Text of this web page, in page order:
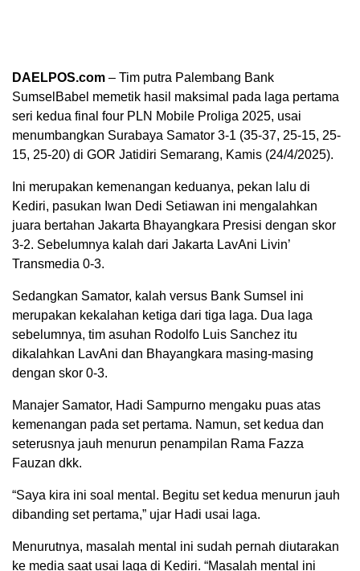
DAELPOS.com – Tim putra Palembang Bank
SumselBabel memetik hasil maksimal pada laga pertama
seri kedua final four PLN Mobile Proliga 2025, usai
menumbangkan Surabaya Samator 3-1 (35-37, 25-15, 25-
15, 25-20) di GOR Jatidiri Semarang, Kamis (24/4/2025).
Ini merupakan kemenangan keduanya, pekan lalu di
Kediri, pasukan Iwan Dedi Setiawan ini mengalahkan
juara bertahan Jakarta Bhayangkara Presisi dengan skor
3-2. Sebelumnya kalah dari Jakarta LavAni Livin’
Transmedia 0-3.
Sedangkan Samator, kalah versus Bank Sumsel ini
merupakan kekalahan ketiga dari tiga laga. Dua laga
sebelumnya, tim asuhan Rodolfo Luis Sanchez itu
dikalahkan LavAni dan Bhayangkara masing-masing
dengan skor 0-3.
Manajer Samator, Hadi Sampurno mengaku puas atas
kemenangan pada set pertama. Namun, set kedua dan
seterusnya jauh menurun penampilan Rama Fazza
Fauzan dkk.
“Saya kira ini soal mental. Begitu set kedua menurun jauh
dibanding set pertama,” ujar Hadi usai laga.
Menurutnya, masalah mental ini sudah pernah diutarakan
ke media saat usai laga di Kediri. “Masalah mental ini